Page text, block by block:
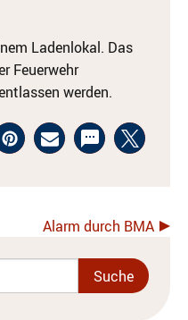
Ladenlokal. Das
Feuerwehr
werden.
Alarm durch BMA